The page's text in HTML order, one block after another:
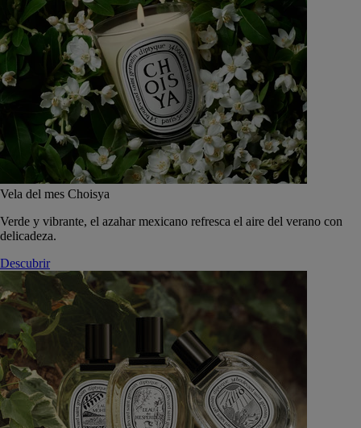
Vela del mes Choisya
Verde y vibrante, el azahar mexicano refresca el aire del verano con
delicadeza.
Descubrir